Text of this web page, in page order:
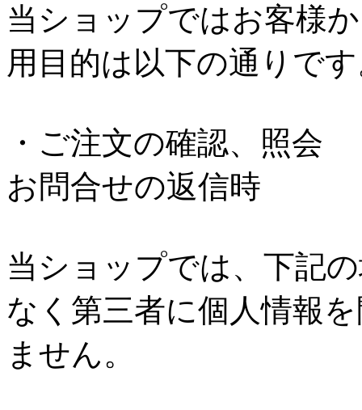
当ショップではお客様
用目的は以下の通りで
・ご注文の確認、照
お問合せの返信時
当ショップでは、下記
なく第三者に個人情報
ません。